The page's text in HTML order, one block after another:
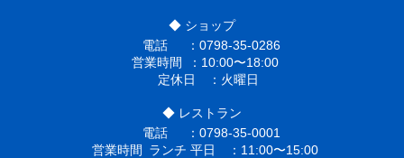
◆ ショップ
電話
0798-35-0286
営業時間
10:00〜18:00
定休日
火曜日
◆ レストラン
電話
0798-35-0001
営業時間
ランチ 平日
11:00〜15:00